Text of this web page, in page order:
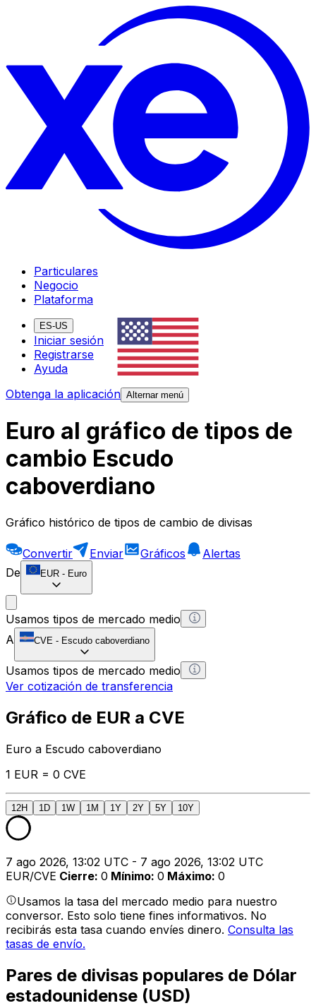
Particulares
Negocio
Plataforma
ES-US
Iniciar sesión
Registrarse
Ayuda
Obtenga la aplicación Alternar menú
Euro al gráfico de tipos de
cambio Escudo
caboverdiano
Gráfico histórico de tipos de cambio de divisas
Convertir Enviar Gráficos
Alertas
De
EUR - Euro
Usamos tipos de mercado medio
A
CVE - Escudo caboverdiano
Usamos tipos de mercado medio
Ver cotización de transferencia
Gráfico de EUR a CVE
Euro a Escudo caboverdiano
1 EUR = 0 CVE
12H 1D 1W 1M 1Y 2Y 5Y 10Y
7 ago 2026, 13:02 UTC - 7 ago 2026, 13:02 UTC
EUR/CVE Cierre: 0 Mínimo: 0 Máximo: 0
Usamos la tasa del mercado medio para nuestro
conversor. Esto solo tiene fines informativos. No
recibirás esta tasa cuando envíes dinero. Consulta las
tasas de envío.
Pares de divisas populares de Dólar
estadounidense (USD)